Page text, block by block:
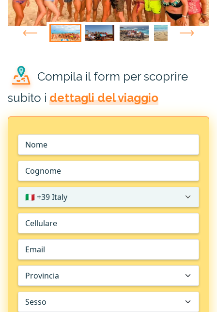
Compila il form per scoprire
subito i dettagli del viaggio
🇮🇹 +39 Italy